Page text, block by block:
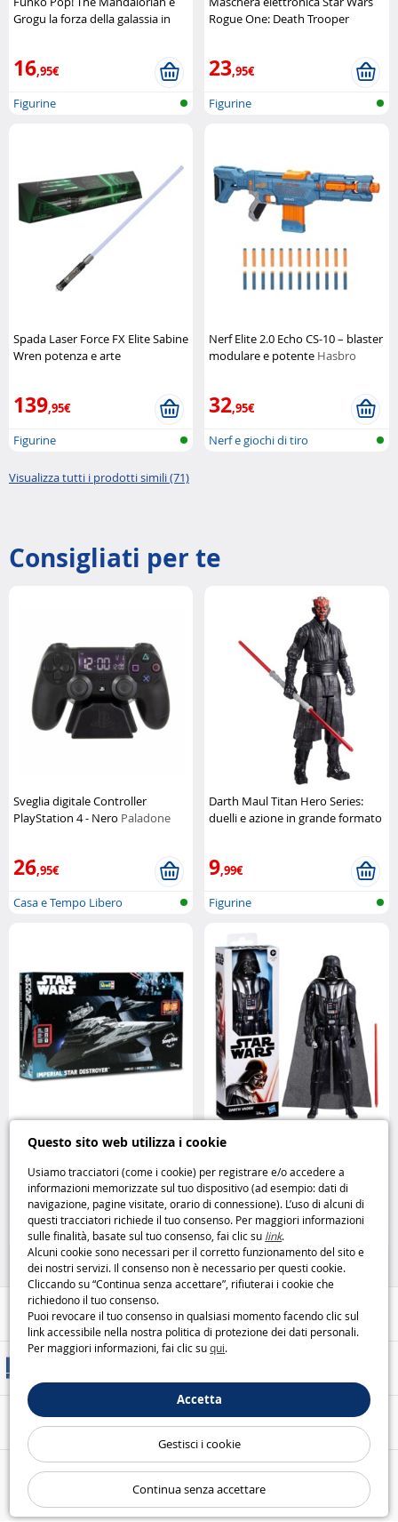
Questo sito web utilizza i cookie
Usiamo tracciatori (come i cookie) per registrare e/o accedere a
informazioni memorizzate sul tuo dispositivo (ad esempio: dati di
navigazione, pagine visitate, orario di connessione). L’uso di alcuni di
questi tracciatori richiede il tuo consenso. Per maggiori informazioni
sulle finalità, basate sul tuo consenso, fai clic su link.
Alcuni cookie sono necessari per il corretto funzionamento del sito e
dei nostri servizi. Il consenso non è necessario per questi cookie.
Cliccando su “Continua senza accettare”, rifiuterai i cookie che
richiedono il tuo consenso.
Puoi revocare il tuo consenso in qualsiasi momento facendo clic sul
link accessibile nella nostra politica di protezione dei dati personali.
Per maggiori informazioni, fai clic suqui.
Accetta
Gestisci i cookie
Continua senza accettare
Grogu la forza della galassia in
16,95€
Figurine
Rogue One: Death Trooper
23,95€
Figurine
Spada Laser Force FX Elite Sabine
Wren potenza e arte
139,95€
Figurine
Nerf Elite 2.0 Echo CS-10 – blaster
modulare e potente Hasbro
32,95€
Nerf e giochi di tiro
Visualizza tutti i prodotti simili (71)
Consigliati per te
Sveglia digitale Controller
PlayStation 4 - Nero Paladone
26,95€
Casa e Tempo Libero
Darth Maul Titan Hero Series:
duelli e azione in grande formato
9,99€
Figurine
Imperial Star Destroyer – la
maquette ufficiale Star Wars
Revell
19,95€
Modellini e puzzle
Star Wars Darth Vader Titan
giganteHasbro
9,99€
Figurine
Aiuto / Contatti
Pagamento sicuro
Le nostre garanzie